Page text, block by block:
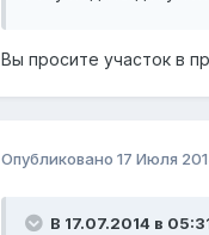
Вы просите участок в
Опубликовано 17 Июля
В 17.07.2014 в